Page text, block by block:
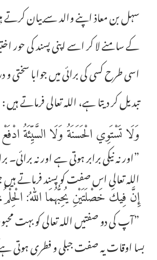
سہل بن معاذ اپنے والد سے بیان
کے سامنے لا کر اسے اپنی پسند کی حور
اسی طرح کسی کی برائی میں جوابا سختی
تبدیل کر دیتا ہے، اللہ تعالی فرماتے ہیں :
وَلَا تَسْتَوِي الْحَسَنَةُ وَلَا السَّيِّئَةُ
”اور نہ نیکی برابر ہوتی ہے اور نہ
اللہ تعالی اس صفت کو پسند فرماتے
إِنَّ فِيكَ خَصْلَتَيْنِ يُحِبُّهُمَا اللهُ:
”آپ کی دو صفتیں اللہ تعالی کو بہت
بسا اوقات یہ صفت جبلی و فطری ہوتی ہے